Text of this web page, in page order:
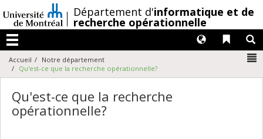
au
contenu
/Département d'informatique et de
recherche opérationnelle
Menu
Liens
Langues
Accueil
Notre département
Qu'est-ce que la recherche opérationnelle?
Qu'est-ce que la recherche
opérationnelle?